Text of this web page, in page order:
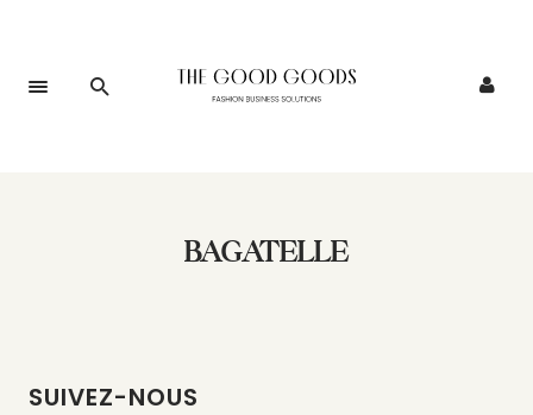
BAGATELLE
SUIVEZ-NOUS